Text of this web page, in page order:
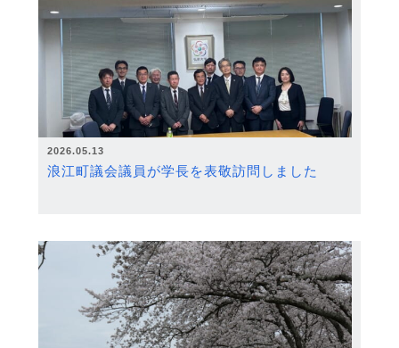
2026.05.13
浪江町議会議員が学長を表敬訪問しました